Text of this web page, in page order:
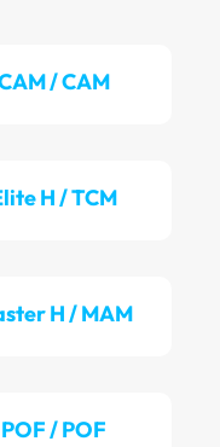
/ CAM
H / TCM
H / MAM
/ POF